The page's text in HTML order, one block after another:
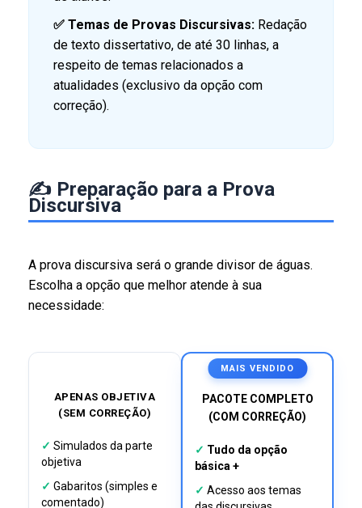
✅ Temas de Provas Discursivas: Redação
de texto dissertativo, de até 30 linhas, a
respeito de temas relacionados a
atualidades (exclusivo da opção com
correção).
✍️ Preparação para a Prova
Discursiva
A prova discursiva será o grande divisor de águas.
Escolha a opção que melhor atende à sua
necessidade:
APENAS OBJETIVA
(SEM CORREÇÃO)
✓ Simulados da parte
objetiva
✓ Gabaritos (simples e
comentado)
MAIS VENDIDO
PACOTE COMPLETO
(COM CORREÇÃO)
✓ Tudo da opção
básica +
✓ Acesso aos temas